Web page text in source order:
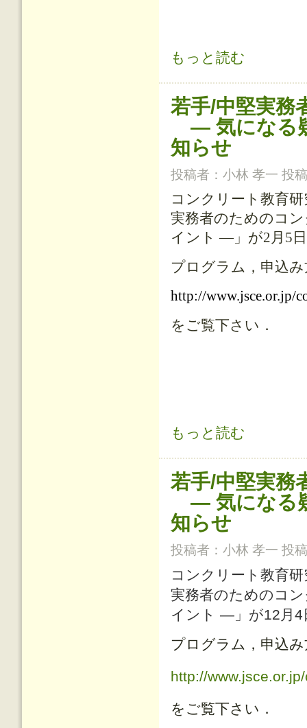
コンクリ－トのあと施工アンカ－
もっと読む
若手/中堅実務
— 気になる
知らせ
投稿者： 小林 孝一 投
コンクリート教育
実務者のためのコ
イント ―」が2 月 5
プログラム，申込
http://www.jsce.or.jp/
をご覧下さい．
若手/中堅実務者のためのコンク
もっと読む
若手/中堅実務
— 気になる
知らせ
投稿者： 小林 孝一 投
コンクリート教育
実務者のためのコ
イント —」が12月4
プログラム，申込
http://
をご覧下さい．